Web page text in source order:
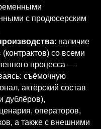
с продюсерским
: наличие
со всеми
процесса —
съёмочную
актёрский состав
дублёров),
операторов,
а также с внешними